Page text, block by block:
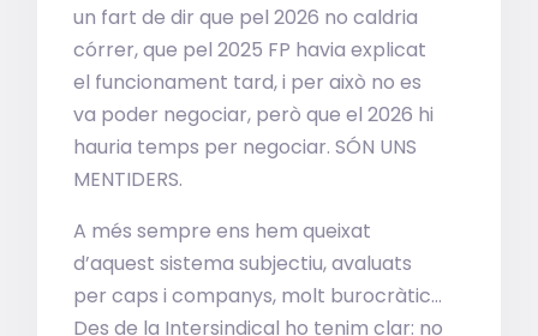
un fart de dir que pel 2026 no caldria
córrer, que pel 2025 FP havia explicat
el funcionament tard, i per això no es
va poder negociar, però que el 2026 hi
hauria temps per negociar. SÓN UNS
MENTIDERS.
A més sempre ens hem queixat
d’aquest sistema subjectiu, avaluats
per caps i companys, molt burocràtic…
Des de la Intersindical ho tenim clar: no